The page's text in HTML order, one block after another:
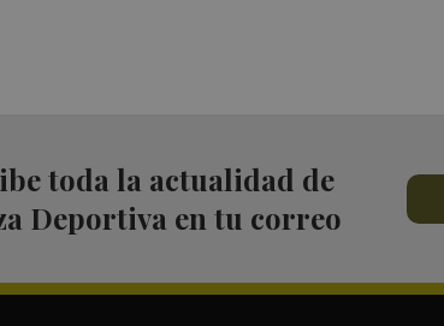
toda la actualidad de
Deportiva en tu correo